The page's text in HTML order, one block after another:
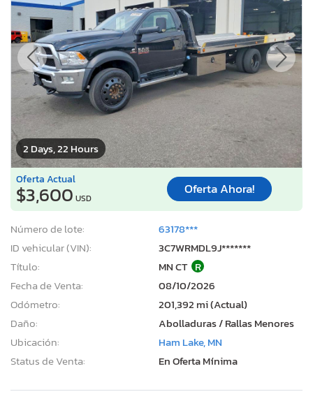
2 Days, 22 Hours
Oferta Actual
$3,600 USD
Oferta Ahora!
Número de lote:
63178***
ID vehicular (VIN):
3C7WRMDL9J*******
Título:
MN CT R
Fecha de Venta:
08/10/2026
Odómetro:
201,392 mi (Actual)
Daño:
Abolladuras / Rallas Menores
Ubicación:
Ham Lake, MN
Status de Venta:
En Oferta Mínima